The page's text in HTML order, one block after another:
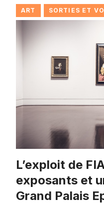
ART SORTIES ET
L’exploit de
exposants et
Grand Palais